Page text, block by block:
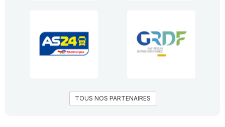
TOUS NOS PARTENAIRES